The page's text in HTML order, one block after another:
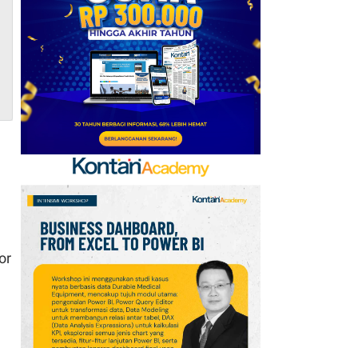
Kerja Sama dengan
Emirates hingga 2033, Ini
Detail Kemitraannya
7
Klasemen Grup A Piala
AFF 2026: Ini Skenario
Indonesia Lolos ke
Semifinal
8
Promo Alfamart Murah
Banget 7–13 Agustus
2026, Sunlight hingga
Bebelac Diskon
FIFA Akhirnya Cairkan
Hadiah Timnas Yordania
yang Tertunda 8 Bulan